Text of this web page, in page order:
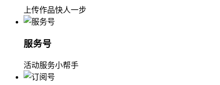
上传作品快人一步
服务号
活动服务小帮手